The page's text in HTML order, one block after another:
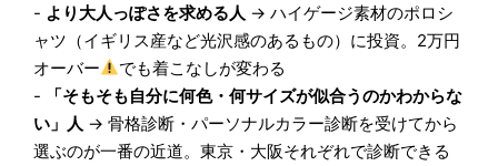
- より大人っぽさを求める人 → ハイゲージ素材のポロシ
ャツ（イギリス産など光沢感のあるもの）に投資。2万円
オーバー
でも着こなしが変わる
-
「そもそも自分に何色・何サイズが似合うのかわからな
い」人 → 骨格診断・パーソナルカラー診断を受けてから
選ぶのが一番の近道。東京・大阪それぞれで診断できる